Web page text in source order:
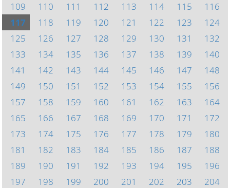
109
110 111 112 113 114 115
116
117
118 119 120 121 122 123
124
125
126 127 128 129 130 131
132
133
134 135 136 137 138 139
140
141
142 143 144 145 146 147
148
149
150 151 152 153 154 155
156
157
158 159 160 161 162 163
164
165
166 167 168 169 170 171
172
173
174 175 176 177 178 179
180
181
182 183 184 185 186 187
188
189
190 191 192 193 194 195
196
197
198 199 200 201 202 203
204